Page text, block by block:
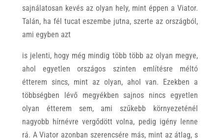
sajnálatosan kevés az olyan hely, mint éppen a Viator.
Talán, ha fél tucat eszembe jutna, szerte az országból,
ami egyben azt
is jelenti, hogy még mindig több több az olyan megye,
ahol egyetlen országos szinten említésre méltó
étterem sincs, mint az olyan, ahol van. Ezekben a
többségben lévő megyékben sajnos nincs egyetlen
olyan étterem sem, ami szűkebb környezeténél
nagyobb hírnévre vergődött volna, pedig igény lenne
rá. A Viator azonban szerencsére más, mint az átlag, s